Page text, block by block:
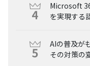
Microsoft
を実現する
AIの普及が
その対策の